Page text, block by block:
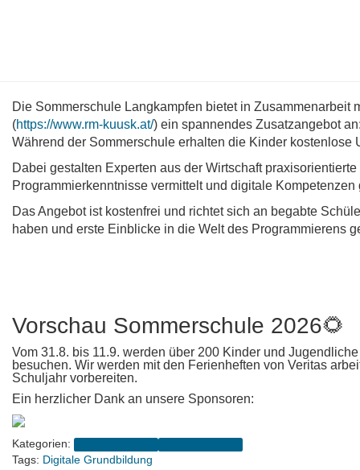
Die Sommerschule Langkampfen bietet in Zusammenarbeit
(https://www.rm-kuusk.at/) ein spannendes Zusatzangebot
Während der Sommerschule erhalten die Kinder kostenlose
Dabei gestalten Experten aus der Wirtschaft
Programmierkenntnisse vermittelt und digitale Kompetenzen
Das Angebot ist kostenfrei und richtet sich an begabte
haben und erste Einblicke in die Welt des Programmierens
Vorschau Sommerschule 2026🌻
Vom 31.8. bis 11.9. werden über 200 Kinder und
besuchen. Wir werden mit den Ferienheften von Veritas
Schuljahr vorbereiten.
Ein herzlicher Dank an unsere Sponsoren:
Kategorien:
Tags: Digitale Grundbildung